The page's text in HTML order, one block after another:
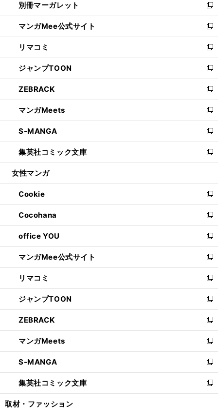
く
で
開
く
ィ
ン
ド
ウ
で
開
く
い
ウ
ィ
ン
ド
ウ
で
開
く
別冊マーガレット
新
し
い
ウ
ィ
ン
ド
ウ
で
開
く
マンガMee公式サイト
新
し
い
ウ
ィ
ン
ド
ウ
で
開
く
リマコミ
新
し
い
ウ
ィ
ン
ド
ウ
で
開
く
ジャンプTOON
新
し
い
ウ
ィ
ン
ド
ウ
で
開
ZEBRACK
新
し
い
ウ
ィ
ン
ド
ウ
開
く
マンガMeets
新
し
い
ウ
ィ
ン
ウ
で
開
く
S-MANGA
新
し
い
ウ
ン
ド
ウ
で
開
く
集英社コミック文庫
新
し
ウ
ィ
ン
ド
ウ
で
開
く
女性マンガ
Cookie
新
し
い
ウ
ィ
ン
ド
ウ
で
開
く
Cocohana
新
し
い
ウ
ィ
ン
ド
ウ
で
開
く
office YOU
新
し
い
ウ
ィ
ン
ド
ウ
で
開
く
マンガMee公式サイト
新
し
い
ウ
ィ
ン
ド
ウ
で
開
く
リマコミ
新
し
い
ウ
ィ
ン
ド
ウ
で
開
く
ジャンプTOON
新
し
い
ウ
ィ
ン
ド
ウ
で
開
ZEBRACK
新
し
い
ウ
ィ
ン
ド
ウ
マンガMeets
新
し
い
ウ
ィ
ン
S-MANGA
新
し
い
ウ
集英社コミック文庫
新
し
取材・ファッション